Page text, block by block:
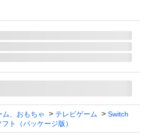
ム、おもちゃ テレビゲーム
Switch
フト（パッケージ版）